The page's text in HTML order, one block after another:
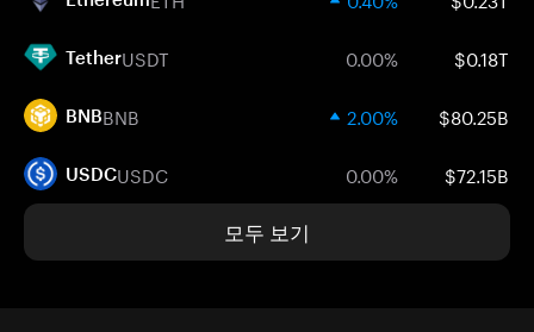
TetherUSDT 0.00% $0.18T
BNBBNB 2.00% $80.25B
USDCUSDC 0.00% $72.15B
모두 보기